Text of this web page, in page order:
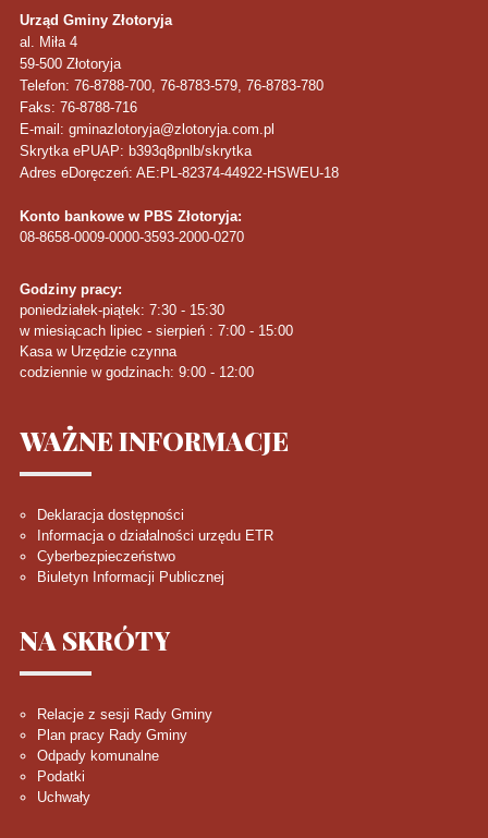
Urząd Gminy Złotoryja
al. Miła 4
59-500 Złotoryja
Telefon: 76-8788-700, 76-8783-579, 76-8783-780
Faks: 76-8788-716
E-mail: gminazlotoryja@zlotoryja.com.pl
Skrytka ePUAP: b393q8pnlb/skrytka
Adres eDoręczeń: AE:PL-82374-44922-HSWEU-18
Konto bankowe w PBS Złotoryja:
08-8658-0009-0000-3593-2000-0270
Godziny pracy:
poniedziałek-piątek: 7:30 - 15:30
w miesiącach lipiec - sierpień : 7:00 - 15:00
Kasa w Urzędzie czynna
codziennie w godzinach: 9:00 - 12:00
WAŻNEINFORMACJE
Deklaracja dostępności
Informacja o działalności urzędu ETR
Cyberbezpieczeństwo
Biuletyn Informacji Publicznej
NA SKRÓTY
Relacje z sesji Rady Gminy
Plan pracy Rady Gminy
Odpady komunalne
Podatki
Uchwały